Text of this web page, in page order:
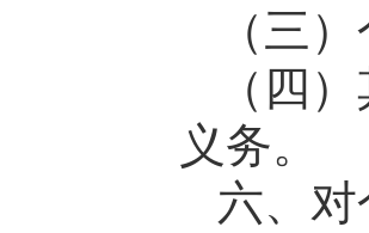
（三
（四
义务。
六、